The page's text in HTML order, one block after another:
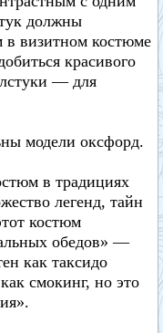
должны
в визитном костюме
красивого
— для
модели оксфорд.
в традициях
легенд, тайн
костюм
обедов» —
как таксидо
смокинг, но это